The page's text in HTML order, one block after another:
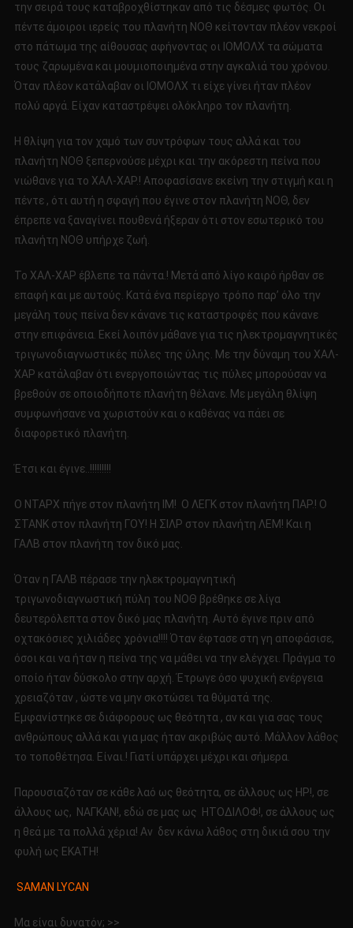
την σειρά τους καταβροχθίστηκαν από τις δέσμες φωτός. Οι
πέντε άμοιροι ιερείς του πλανήτη ΝΟΘ κείτονταν πλέον νεκροί
στο πάτωμα της αίθουσας αφήνοντας οι ΙΟΜΟΛΧ τα σώματα
τους ζαρωμένα και μουμιοποιημένα στην αγκαλιά του χρόνου.
Όταν πλέον κατάλαβαν οι ΙΟΜΟΛΧ τι είχε γίνει ήταν πλέον
πολύ αργά. Είχαν καταστρέψει ολόκληρο τον πλανήτη.
Η θλίψη για τον χαμό των συντρόφων τους αλλά και του
πλανήτη ΝΟΘ ξεπερνούσε μέχρι και την ακόρεστη πείνα που
νιώθανε για το ΧΑΛ-ΧΑΡ.! Αποφασίσανε εκείνη την στιγμή και η
πέντε , ότι αυτή η σφαγή που έγινε στον πλανήτη ΝΟΘ, δεν
έπρεπε να ξαναγίνει πουθενά ήξεραν ότι στον εσωτερικό του
πλανήτη ΝΟΘ υπήρχε ζωή.
Το ΧΑΛ-ΧΑΡ έβλεπε τα πάντα.! Μετά από λίγο καιρό ήρθαν σε
επαφή και με αυτούς. Κατά ένα περίεργο τρόπο παρ’ όλο την
μεγάλη τους πείνα δεν κάνανε τις καταστροφές που κάνανε
στην επιφάνεια. Εκεί λοιπόν μάθανε για τις ηλεκτρομαγνητικές
τριγωνοδιαγνωστικές πύλες της ύλης. Με την δύναμη του ΧΑΛ-
ΧΑΡ κατάλαβαν ότι ενεργοποιώντας τις πύλες μπορούσαν να
βρεθούν σε οποιοδήποτε πλανήτη θέλανε. Με μεγάλη θλίψη
συμφωνήσανε να χωριστούν και ο καθένας να πάει σε
διαφορετικό πλανήτη.
Έτσι και έγινε..!!!!!!!!!
Ο ΝΤΑΡΧ πήγε στον πλανήτη ΙΜ! Ο ΛΕΓΚ στον πλανήτη ΠΑΡ.! Ο
ΣΤΑΝΚ στον πλανήτη ΓΟΥ! Η ΣΙΛΡ στον πλανήτη ΛΕΜ! Και η
ΓΑΛΒ στον πλανήτη τον δικό μας.
Όταν η ΓΑΛΒ πέρασε την ηλεκτρομαγνητική
τριγωνοδιαγνωστική πύλη του ΝΟΘ βρέθηκε σε λίγα
δευτερόλεπτα στον δικό μας πλανήτη. Αυτό έγινε πριν από
οχτακόσιες χιλιάδες χρόνια!!!! Όταν έφτασε στη γη αποφάσισε,
όσοι και να ήταν η πείνα της να μάθει να την ελέγχει. Πράγμα το
οποίο ήταν δύσκολο στην αρχή. Έτρωγε όσο ψυχική ενέργεια
χρειαζόταν , ώστε να μην σκοτώσει τα θύματά της.
Εμφανίστηκε σε διάφορους ως θεότητα , αν και για σας τους
ανθρώπους αλλά και για μας ήταν ακριβώς αυτό. Μάλλον λάθος
το τοποθέτησα. Είναι.! Γιατί υπάρχει μέχρι και σήμερα.
Παρουσιαζόταν σε κάθε λαό ως θεότητα, σε άλλους ως ΗΡ!, σε
άλλους ως, ΝΑΓΚΑΝ!, εδώ σε μας ως ΗΤΟΔΙΛΟΦ!, σε άλλους ως
η θεά με τα πολλά χέρια! Αν δεν κάνω λάθος στη δικιά σου την
φυλή ως ΕΚΑΤΗ!
SAMAN LYCAN
Μα είναι δυνατόν; >>